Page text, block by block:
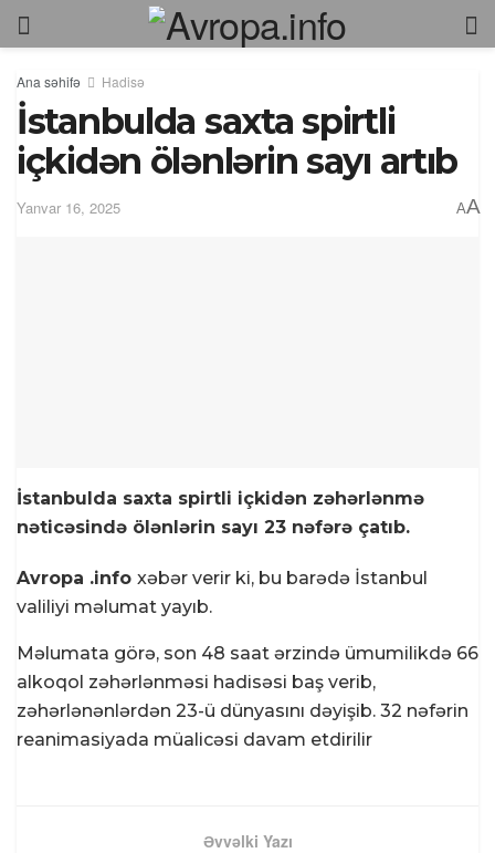
Ana səhifə Hadisə
İstanbulda saxta spirtli
içkidən ölənlərin sayı artıb
Yanvar 16, 2025 AA
İstanbulda saxta spirtli içkidən zəhərlənmə
nəticəsində ölənlərin sayı 23 nəfərə çatıb.
Avropa .info xəbər verir ki, bu barədə İstanbul
valiliyi məlumat yayıb.
Məlumata görə, son 48 saat ərzində ümumilikdə 66
alkoqol zəhərlənməsi hadisəsi baş verib,
zəhərlənənlərdən 23-ü dünyasını dəyişib. 32 nəfərin
reanimasiyada müalicəsi davam etdirilir
Əvvəlki Yazı